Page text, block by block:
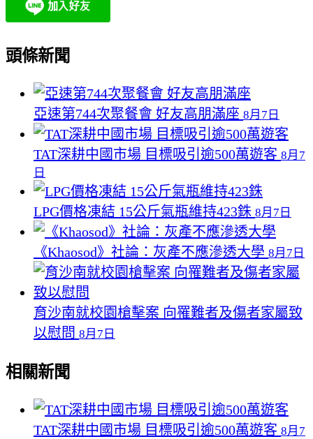
頭條新聞
亞速第744次聚餐會 好友高朋滿座 8月7日
TAT深耕中國市場 目標吸引逾500萬遊客 8月7
日
LPG價格凍結 15公斤氣瓶維持423銖 8月7日
《Khaosod》社論：灰產不應滲透大學 8月7日
育沙南就校園槍擊案 向罹難者及傷者家屬致
以慰問 8月7日
相關新聞
TAT深耕中國市場 目標吸引逾500萬遊客 8月7